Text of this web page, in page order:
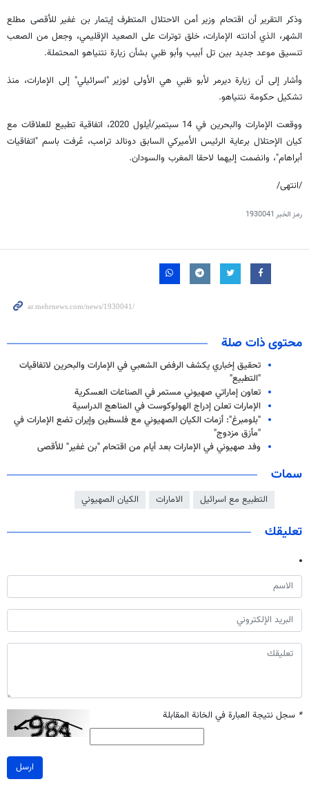
وذكر التقرير أن اقتحام وزير أمن الاحتلال المتطرف إيتمار بن غفير للأقصى مطلع
الشهر، الذي أدانته الإمارات، خلق توترات على الصعيد الإقليمي، وجعل من الصعب
تنسيق موعد جديد بين تل أبيب وأبو ظبي بشأن زيارة نتنياهو المحتملة.
وأشار إلى أن زيارة ديرمر لأبو ظبي هي الأولى لوزير "اسرائيلي" إلى الإمارات، منذ
تشكيل حكومة نتنياهو.
ووقعت الإمارات والبحرين في 14 سبتمبر/أيلول 2020، اتفاقية تطبيع للعلاقات مع
كيان الإحتلال برعاية الرئيس الأميركي السابق دونالد ترامب، عُرفت باسم "اتفاقيات
أبراهام"، وانضمت إليهما لاحقا المغرب والسودان.
/انتهی/
رمز الخبر 1930041
محتوى ذات صلة
تحقيق إخباري یكشف الرفض الشعبي في الإمارات والبحرين لاتفاقيات
"التطبيع"
تعاون إماراتي صهیوني مستمر في الصناعات العسكرية
الإمارات تعلن إدراج الهولوكوست في المناهج الدراسية
"بلومبرغ": أزمات الكيان الصهيوني مع فلسطين وإيران تضع الإمارات في
"مأزق مزدوج"
وفد صهیوني في الإمارات بعد أيام من اقتحام "بن غفير" للأقصى
سمات
التطبيع مع اسرائيل الامارات الكيان الصهيوني
تعليقك
* سجل نتيجة العبارة في الخانة المقابلة
ارسل